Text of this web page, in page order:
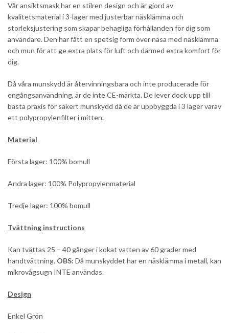
Vår ansiktsmask har en stilren design och är gjord av
kvalitetsmaterial i 3-lager med justerbar näsklämma och
storleksjustering som skapar behagliga förhållanden för dig som
användare.Den har fått en spetsig form över näsa med näsklämma
och mun för att ge extra plats för luft och därmed extra komfort för
dig.
Då våra munskydd är återvinningsbara och inte producerade för
engångsanvändning, är de inte CE-märkta. De lever dock upp till
bästa praxis för säkert munskydd då de är uppbyggda i 3 lager varav
ett polypropylenfilter i mitten.
Material
Första lager: 100% bomull
Andra lager: 100% Polypropylenmaterial
Tredje lager: 100% bomull
Tvättning instructions
Kan tvättas 25 – 40 gånger i kokat vatten av 60 grader med
handtvättning. OBS: Då munskyddet har en näsklämma i metall, kan
mikrovågsugn INTE användas.
Design
Enkel Grön